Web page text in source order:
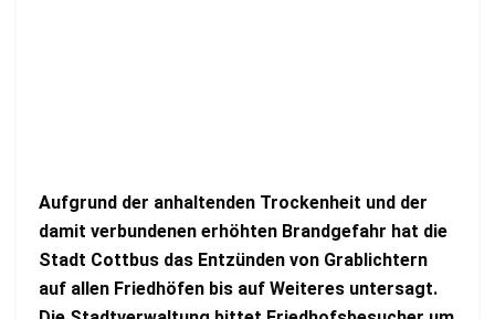
Aufgrund der anhaltenden Trockenheit und der
damit verbundenen erhöhten Brandgefahr hat die
Stadt Cottbus das Entzünden von Grablichtern
auf allen Friedhöfen bis auf Weiteres untersagt.